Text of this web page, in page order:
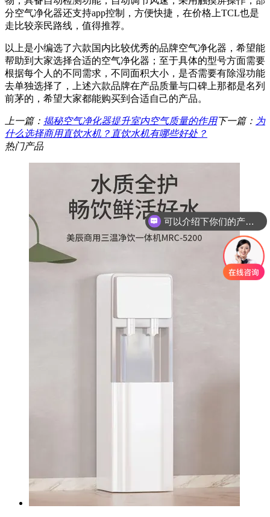
分空气净化器还支持app控制，方便快捷，在价格上TCL也是
走比较亲民路线，值得推荐。
以上是小编选了六款国内比较优秀的品牌空气净化器，希望能
帮助到大家选择合适的空气净化器；至于具体的型号方面需要
根据每个人的不同需求，不同面积大小，是否需要有除湿功能
去单独选择了，上述六款品牌在产品质量与口碑上那都是名列
前茅的，希望大家都能购买到合适自己的产品。
上一篇： 揭秘空气净化器提升室内空气质量的作用下一篇： 为
什么选择商用直饮水机？直饮水机有哪些好处？
热门产品
你们是怎么收费的呢？